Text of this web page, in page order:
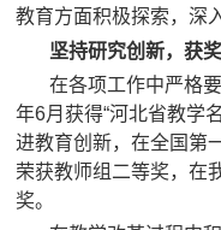
教育方面积极探索，深
坚持研究创新，获
在各项工作中严格
年6月获得“河北省教学
进教育创新，在全国第
荣获教师组二等奖，在
奖。